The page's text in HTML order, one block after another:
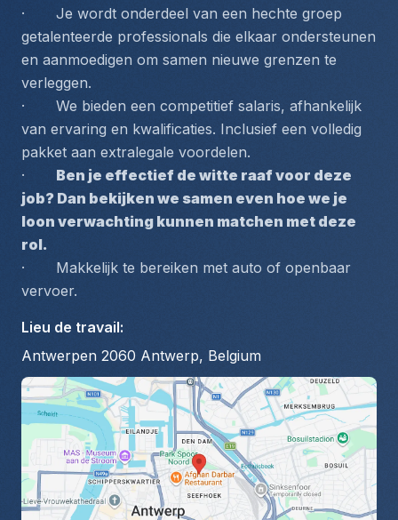
·       Je wordt onderdeel van een hechte groep
getalenteerde professionals die elkaar ondersteunen
en aanmoedigen om samen nieuwe grenzen te
verleggen.
·       We bieden een competitief salaris, afhankelijk
van ervaring en kwalificaties. Inclusief een volledig
pakket aan extralegale voordelen.
· Ben je effectief de witte raaf voor deze
job? Dan bekijken we samen even hoe we je
loon verwachting kunnen matchen met deze
rol.
·       Makkelijk te bereiken met auto of openbaar
vervoer.
Lieu de travail:
Antwerpen 2060 Antwerp, Belgium